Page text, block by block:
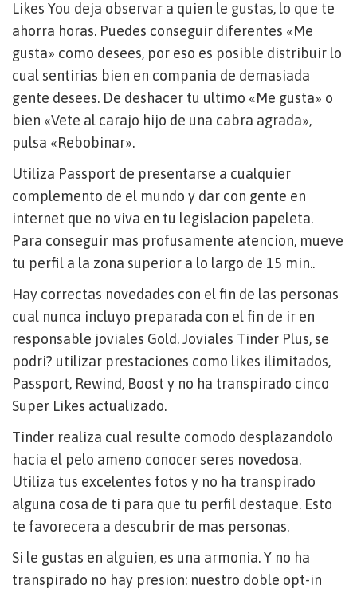
Likes You deja observar a quien le gustas, lo que te
ahorra horas. Puedes conseguir diferentes «Me
gusta» como desees, por eso es posible distribuir lo
cual sentirias bien en compania de demasiada
gente desees. De deshacer tu ultimo «Me gusta» o
bien «Vete al carajo hijo de una cabra agrada»,
pulsa «Rebobinar».
Utiliza Passport de presentarse a cualquier
complemento de el mundo y dar con gente en
internet que no viva en tu legislacion papeleta.
Para conseguir mas profusamente atencion, mueve
tu perfil a la zona superior a lo largo de 15 min..
Hay correctas novedades con el fin de las personas
cual nunca incluyo preparada con el fin de ir en
responsable joviales Gold. Joviales Tinder Plus, se
podri? utilizar prestaciones como likes ilimitados,
Passport, Rewind, Boost y no ha transpirado cinco
Super Likes actualizado.
Tinder realiza cual resulte comodo desplazandolo
hacia el pelo ameno conocer seres novedosa.
Utiliza tus excelentes fotos y no ha transpirado
alguna cosa de ti para que tu perfil destaque. Esto
te favorecera a descubrir de mas personas.
Si le gustas en alguien, es una armonia. Y no ha
transpirado no hay presion: nuestro doble opt-in